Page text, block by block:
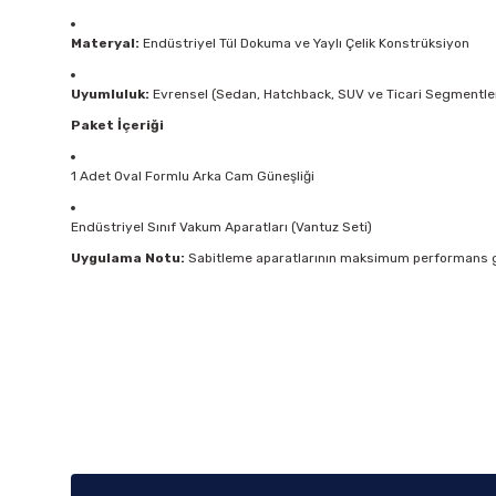
Materyal: Endüstriyel Tül Dokuma ve Yaylı Çelik Konstrüksiyon
Uyumluluk: Evrensel (Sedan, Hatchback, SUV ve Ticari
Paket İçeriği
1 Adet Oval Formlu Arka Cam Güneşliği
Endüstriyel Sınıf Vakum Aparatları (Vantuz Seti)
Uygulama Notu: Sabitleme aparatlarının maksimum performans